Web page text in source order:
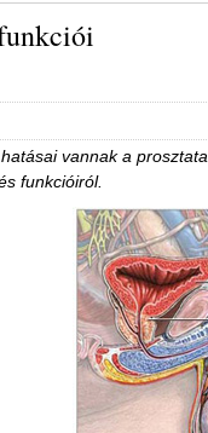
vannak a
funkcióiról.